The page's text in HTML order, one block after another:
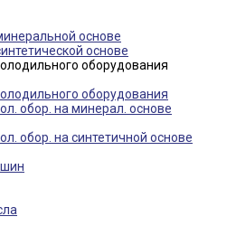
основе
основе
оборудования
оборудования
обор. на минерал. основе
обор. на синтетичной основе